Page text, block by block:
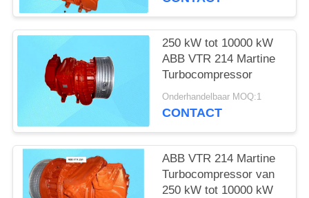
250 kW tot 10000 kW
ABB VTR 214 Martine
Turbocompressor
Onderhandelbaar MOQ:1
CONTACT
ABB VTR 214 Martine
Turbocompressor van
250 kW tot 10000 kW